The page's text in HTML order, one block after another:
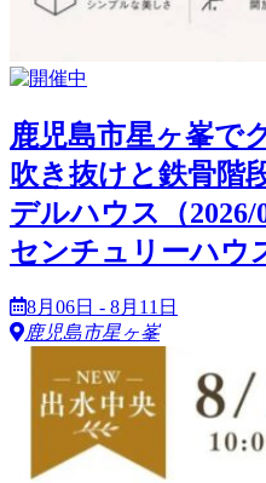
鹿児島市星ヶ峯で
吹き抜けと鉄骨階
デルハウス（2026/
センチュリーハウ
8月06日 - 8月11日
鹿児島市星ヶ峯